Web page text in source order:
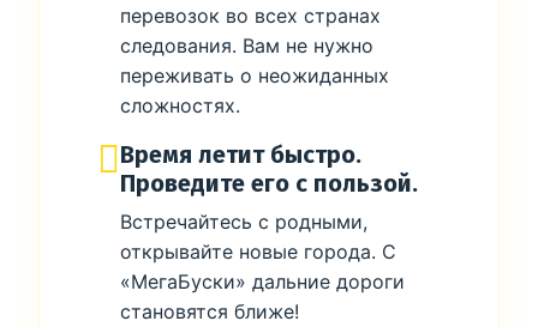
перевозок во всех странах
следования. Вам не нужно
переживать о неожиданных
сложностях.
Время летит быстро.
Проведите его с пользой.
Встречайтесь с родными,
открывайте новые города. С
«МегаБуски» дальние дороги
становятся ближе!